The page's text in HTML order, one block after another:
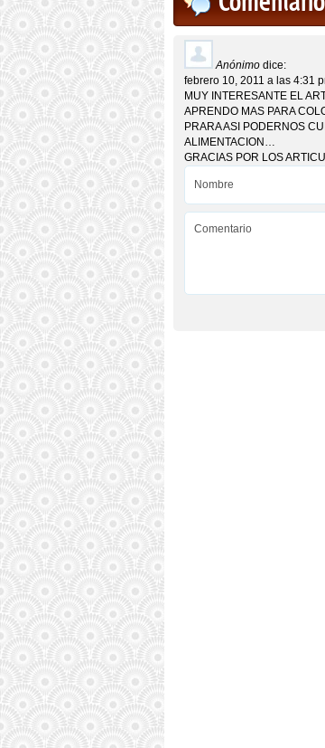
Anónimo dice:
febrero 10, 2011 a las 4:31
MUY INTERESANTE EL
APRENDO MAS PARA
PRARA ASI PODERNOS
ALIMENTACION…
GRACIAS POR LOS